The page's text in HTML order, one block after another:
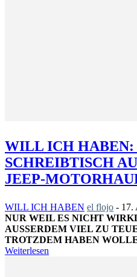
WILL ICH HABEN:
SCHREIBTISCH
JEEP-
WILL ICH HABEN el flojo - 17.
NUR WEIL ES NICHT
AUSSERDEM VIEL ZU
ROTZDEM HABEN
Weiterlesen